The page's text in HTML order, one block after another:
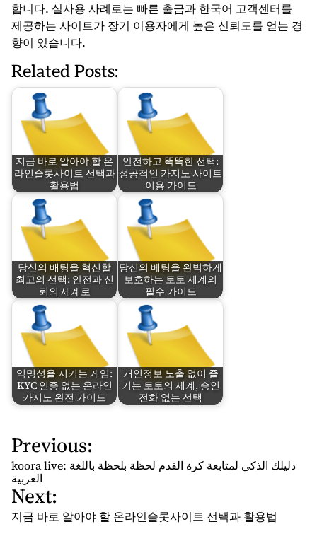
합니다. 실사용 사례로는 빠른 출금과 한국어 고객센터를
제공하는 사이트가 장기 이용자에게 높은 신뢰도를 얻는 경
향이 있습니다.
Related Posts:
지금 바로 알아야 할 온
라인슬롯사이트 선택과
활용법
안전하고 똑똑한 선택:
성공적인 카지노 사이트
이용 가이드
당신의 배팅을 혁신할
최고의 선택: 안전과 신
뢰의 세계로
당신의 베팅을 완벽하게
보호하는 토토 세계의
필수 가이드
익명성을 지키는 게임:
KYC 인증 없는 온라인
카지노 완전 가이드
개인정보 노출 없이 즐
기는 토토의 세계, 승인
전화 없는 선택
P
o
s
t
n
Previous:
koora live: دليلك الذكي لمتابعة كرة القدم لحظة بلحظة باللغة
العربية
Next:
지금 바로 알아야 할 온라인슬롯사이트 선택과 활용법